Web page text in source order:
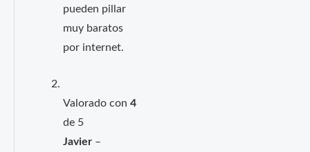
pueden pillar
muy baratos
por internet.
Valorado con 4
de 5
Javier –